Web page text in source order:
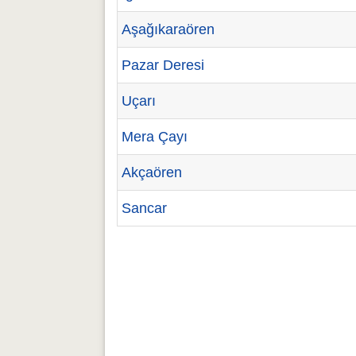
Aşağıkaraören
Pazar Deresi
Uçarı
Mera Çayı
Akçaören
Sancar